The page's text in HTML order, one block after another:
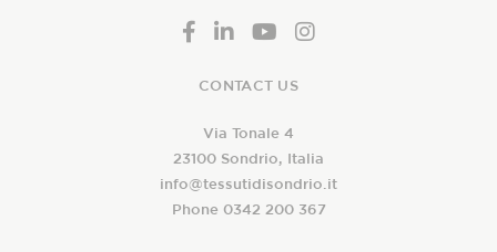
CONTACT US
Via Tonale 4
23100 Sondrio, Italia
info@tessutidisondrio.it
Phone 0342 200 367